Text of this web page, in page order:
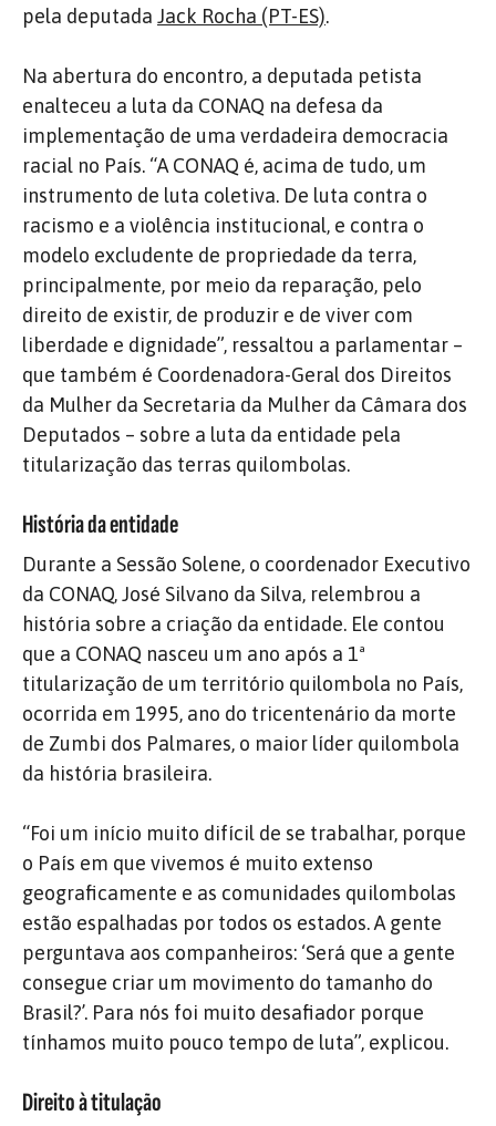
pela deputada Jack Rocha (PT-ES).
Na abertura do encontro, a deputada petista
enalteceu a luta da CONAQ na defesa da
implementação de uma verdadeira democracia
racial no País. “A CONAQ é, acima de tudo, um
instrumento de luta coletiva. De luta contra o
racismo e a violência institucional, e contra o
modelo excludente de propriedade da terra,
principalmente, por meio da reparação, pelo
direito de existir, de produzir e de viver com
liberdade e dignidade”, ressaltou a parlamentar –
que também é Coordenadora-Geral dos Direitos
da Mulher da Secretaria da Mulher da Câmara dos
Deputados – sobre a luta da entidade pela
titularização das terras quilombolas.
História da entidade
Durante a Sessão Solene, o coordenador Executivo
da CONAQ, José Silvano da Silva, relembrou a
história sobre a criação da entidade. Ele contou
que a CONAQ nasceu um ano após a 1ª
titularização de um território quilombola no País,
ocorrida em 1995, ano do tricentenário da morte
de Zumbi dos Palmares, o maior líder quilombola
da história brasileira.
“Foi um início muito difícil de se trabalhar, porque
o País em que vivemos é muito extenso
geograficamente e as comunidades quilombolas
estão espalhadas por todos os estados. A gente
perguntava aos companheiros: ‘Será que a gente
consegue criar um movimento do tamanho do
Brasil?’. Para nós foi muito desafiador porque
tínhamos muito pouco tempo de luta”, explicou.
Direito à titulação